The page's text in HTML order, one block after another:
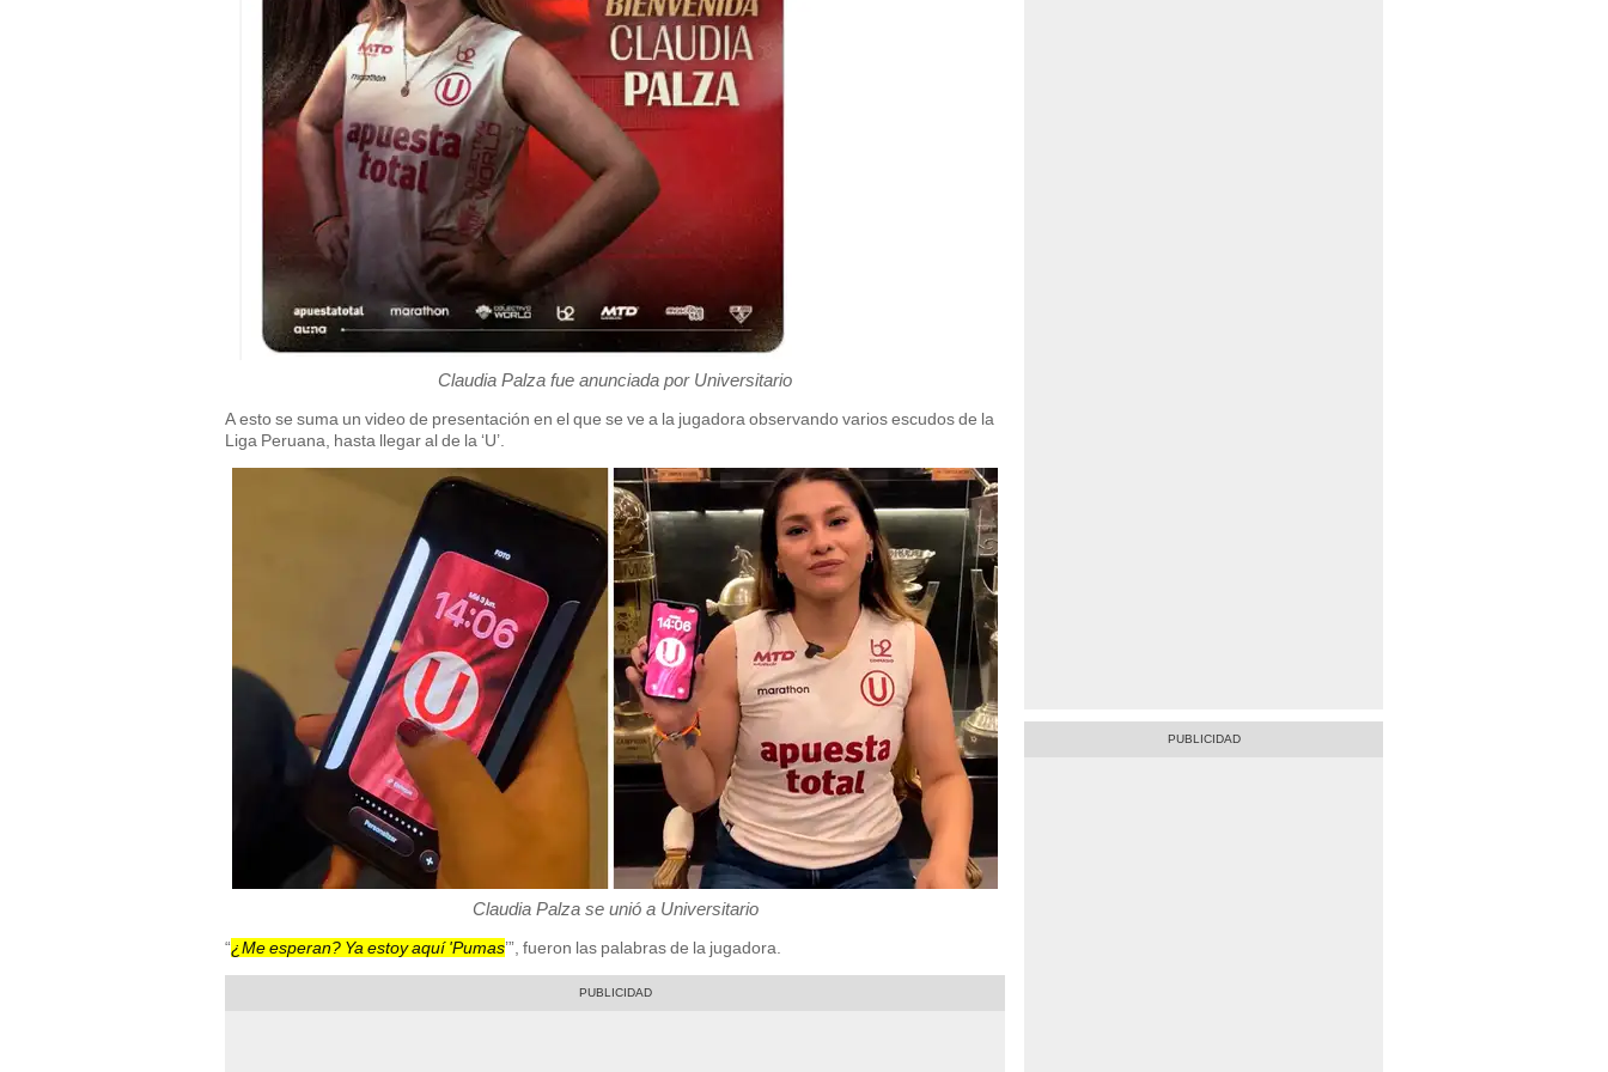
Claudia Palza fue anunciada por Universitario
A esto se suma un video de presentación en el que se ve a la jugadora observando varios escudos de la
Liga Peruana, hasta llegar al de la ‘U’.
Claudia Palza se unió a Universitario
“¿Me esperan? Ya estoy aquí 'Pumas’”, fueron las palabras de la jugadora.